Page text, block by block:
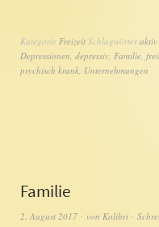
Kategorie Freizeit Schlagwörteraktiv
Depressionen, depressiv, Familie,
psychisch krank, Unternehmungen
Familie
2. August 2017 von Kolibri